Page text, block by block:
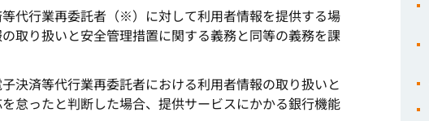
代行業再委託者（※）に対して利用者情報を提供する場
取り扱いと安全管理措置に関する義務と同等の義務を課
決済等代行業再委託者における利用者情報の取り扱いと
怠ったと判断した場合、提供サービスにかかる銀行機能